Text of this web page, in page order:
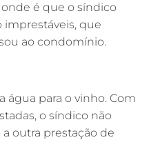
é que o síndico
que
ao condomínio.
água para o vinho. Com
o síndico não
outra prestação de